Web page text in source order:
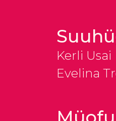
Kerli Usai
Evelina